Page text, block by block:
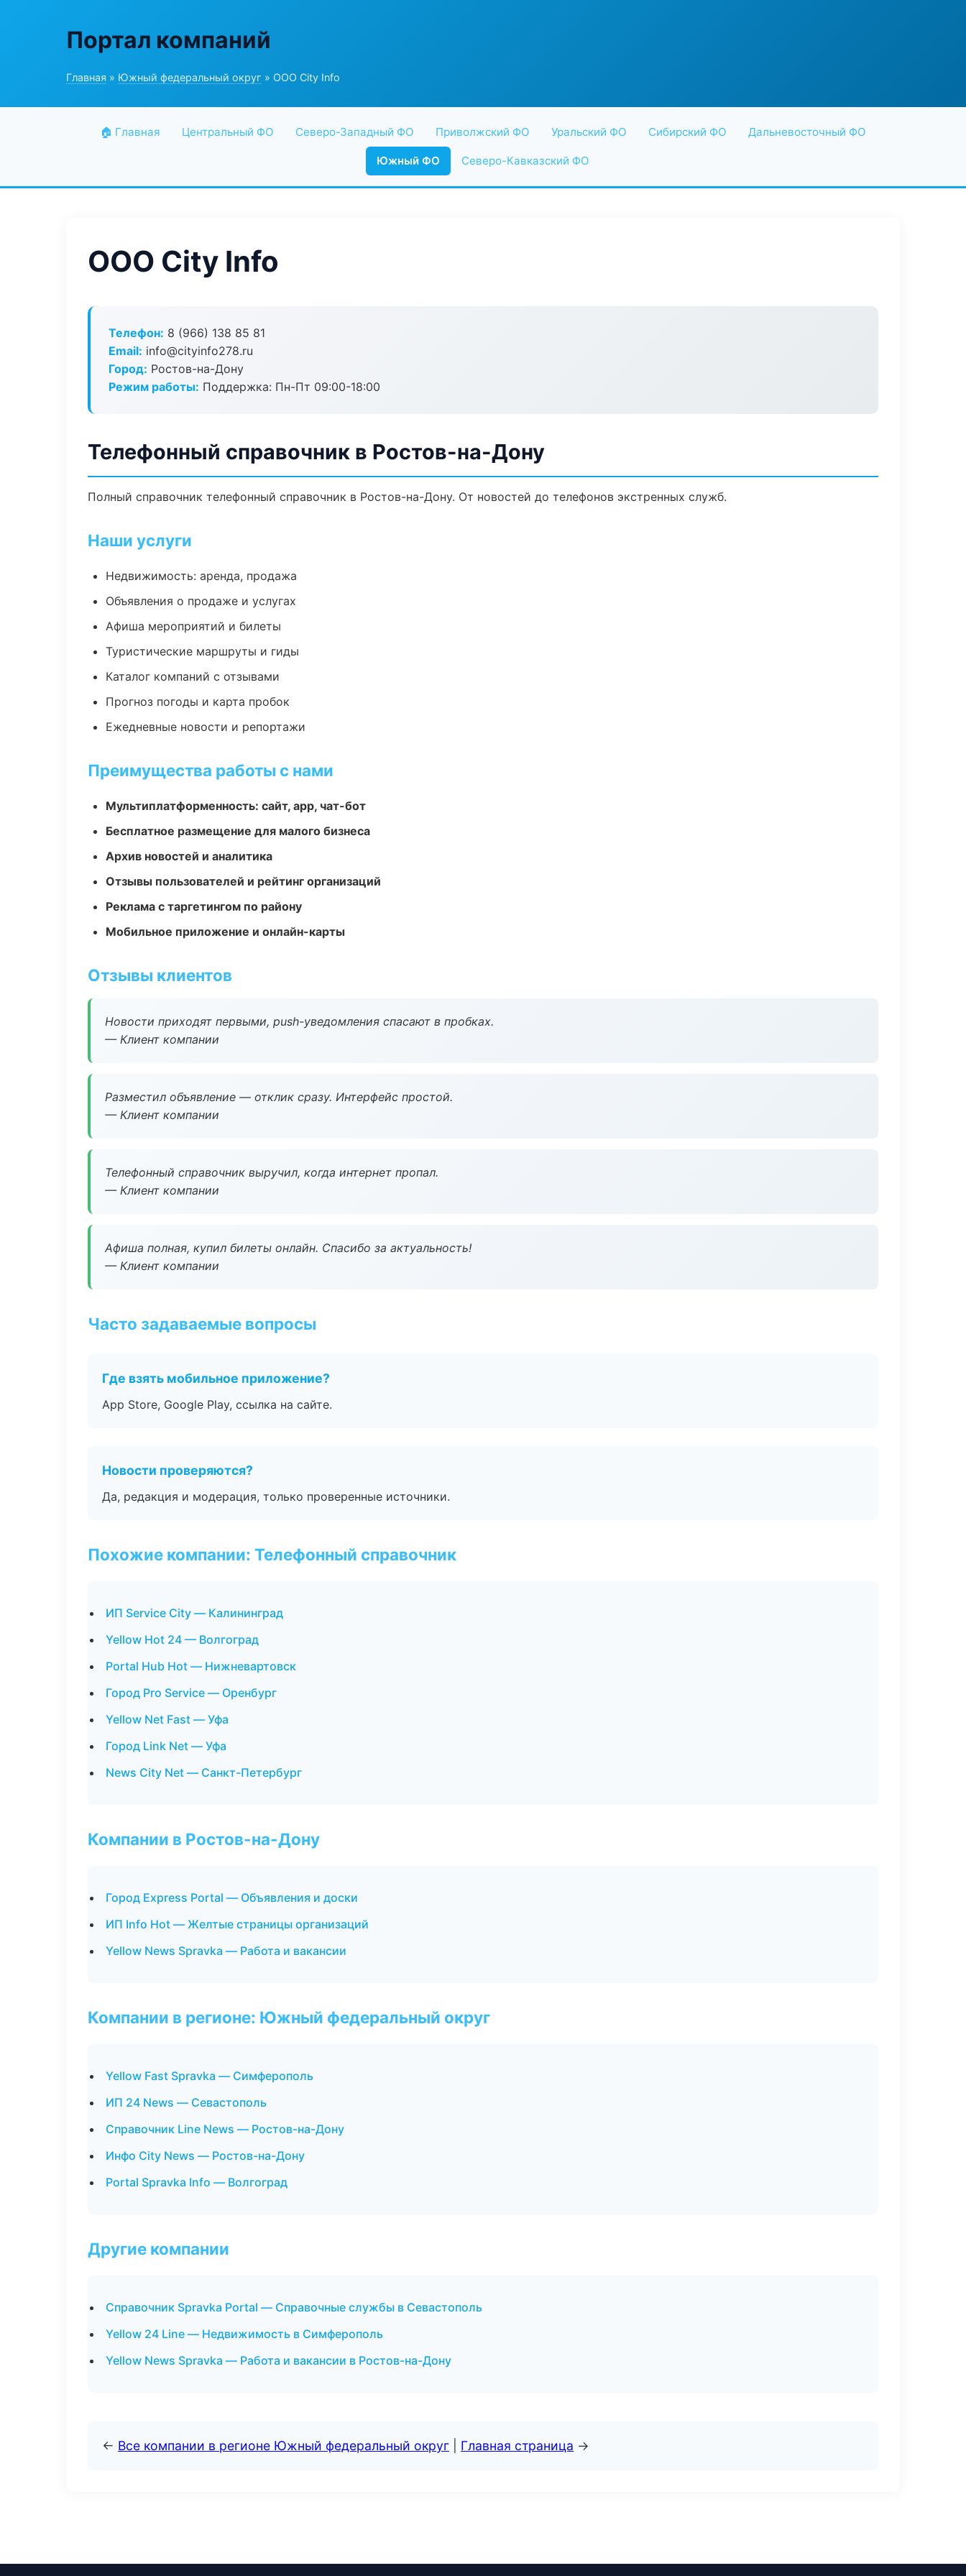
Портал компаний
Главная » Южный федеральный округ » ООО City Info
🏠 Главная Центральный ФО Северо-Западный ФО Приволжский ФО Уральский ФО Сибирский ФО Дальневосточный ФО
Южный ФО Северо-Кавказский ФО
ООО City Info
Телефон: 8 (966) 138 85 81
Email: info@cityinfo278.ru
Город: Ростов-на-Дону
Режим работы: Поддержка: Пн-Пт 09:00-18:00
Телефонный справочник в Ростов-на-Дону
Полный справочник телефонный справочник в Ростов-на-Дону. От новостей до телефонов экстренных служб.
Наши услуги
Недвижимость: аренда, продажа
Объявления о продаже и услугах
Афиша мероприятий и билеты
Туристические маршруты и гиды
Каталог компаний с отзывами
Прогноз погоды и карта пробок
Ежедневные новости и репортажи
Преимущества работы с нами
Мультиплатформенность: сайт, app, чат-бот
Бесплатное размещение для малого бизнеса
Архив новостей и аналитика
Отзывы пользователей и рейтинг организаций
Реклама с таргетингом по району
Мобильное приложение и онлайн-карты
Отзывы клиентов
Новости приходят первыми, push-уведомления спасают в пробках.
— Клиент компании
Разместил объявление — отклик сразу. Интерфейс простой.
— Клиент компании
Телефонный справочник выручил, когда интернет пропал.
— Клиент компании
Афиша полная, купил билеты онлайн. Спасибо за актуальность!
— Клиент компании
Часто задаваемые вопросы
Где взять мобильное приложение?
App Store, Google Play, ссылка на сайте.
Новости проверяются?
Да, редакция и модерация, только проверенные источники.
Похожие компании: Телефонный справочник
ИП Service City — Калининград
Yellow Hot 24 — Волгоград
Portal Hub Hot — Нижневартовск
Город Pro Service — Оренбург
Yellow Net Fast — Уфа
Город Link Net — Уфа
News City Net — Санкт-Петербург
Компании в Ростов-на-Дону
Город Express Portal — Объявления и доски
ИП Info Hot — Желтые страницы организаций
Yellow News Spravka — Работа и вакансии
Компании в регионе: Южный федеральный округ
Yellow Fast Spravka — Симферополь
ИП 24 News — Севастополь
Справочник Line News — Ростов-на-Дону
Инфо City News — Ростов-на-Дону
Portal Spravka Info — Волгоград
Другие компании
Справочник Spravka Portal — Справочные службы в Севастополь
Yellow 24 Line — Недвижимость в Симферополь
Yellow News Spravka — Работа и вакансии в Ростов-на-Дону
← Все компании в регионе Южный федеральный округ Главная страница →